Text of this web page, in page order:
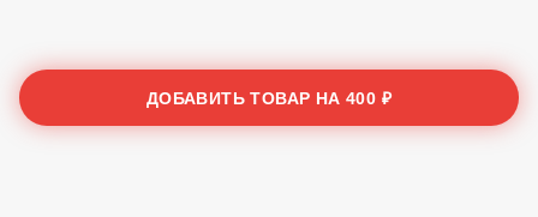
ДОБАВИТЬ ТОВАР НА400 ₽